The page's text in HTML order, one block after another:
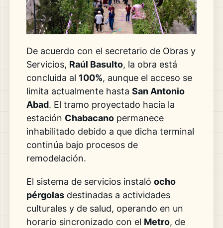
De acuerdo con el secretario de Obras y
Servicios, Raúl Basulto, la obra está
concluida al 100%, aunque el acceso se
limita actualmente hasta San Antonio
Abad. El tramo proyectado hacia la
estación Chabacanopermanece
inhabilitado debido a que dicha terminal
continúa bajo procesos de
remodelación.
El sistema de servicios instaló ocho
pérgolasdestinadas a actividades
culturales y de salud, operando en un
horario sincronizado con el Metro, de